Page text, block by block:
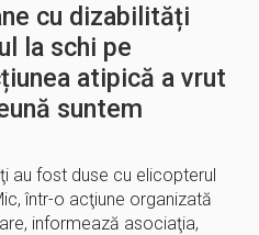
cu dizabilități
la schi pe
atipică a vrut
suntem
au fost duse cu elicopterul
într-o acţiune organizată
informează asociaţia,